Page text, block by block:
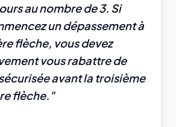
au nombre de 3. Si
un dépassement à
flèche, vous devez
vous rabattre de
avant la troisième
flèche."